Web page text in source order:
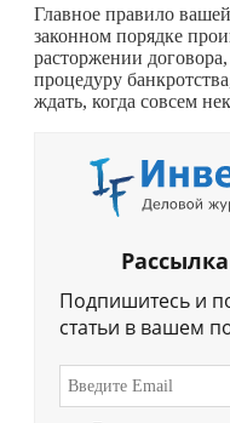
Главное правило
законном порядке
расторжении
процедуру
ждать, когда совсем
Подпишитесь и
статьи в вашем